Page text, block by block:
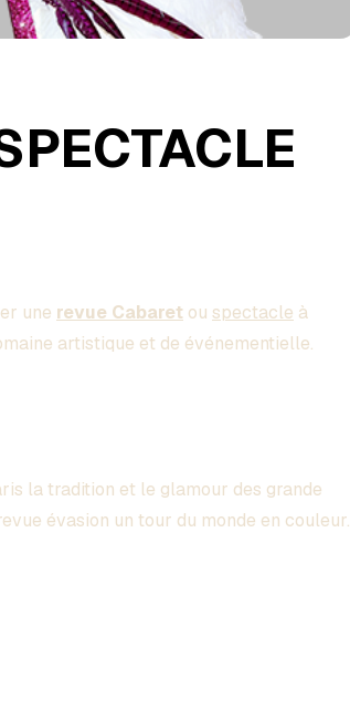
une revue Cabaret ou spectacle à
artistique et de événementielle.
la tradition et le glamour des grande
évasion un tour du monde en couleur.